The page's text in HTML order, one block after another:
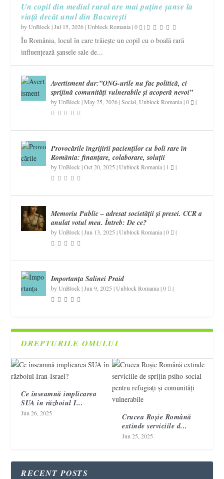
Un copil din mediul rural are mai puține șanse la
viață decât unul din București
byUnBlock |Jul 15, 2026|Unblock Romania|0 |
În România, locul în care trăiește un copil cu o boală rară
influențează șansele sale de...
Avertisment dur:”ONG-urile nu fac politică, ci
sprijină comunități vulnerabile și acoperă nevoi”
byUnBlock |May 25, 2026|Social ,Unblock Romania|0 |
Provocările îngrijirii pacienților cu boli rare în
România: finanțare, colaborare, soluții
byUnBlock |Oct 20, 2025 |Unblock Romania| 1 |
Memoriu Public – adresat societății și presei. CCR a
anulat votul meu. Întreb: De ce?
byUnBlock |Jun 13, 2025 |Unblock Romania|0 |
Importanța Salinei Praid
byUnBlock |Jun 9, 2025 |Unblock Romania|0 |
DREPTURILE OMULUI
Ce înseamnă implicarea
SUA în războiul I...
Jun 26, 2025
Crucea Roșie Română
extinde serviciile d...
Jun 25, 2025
RECENT POSTS